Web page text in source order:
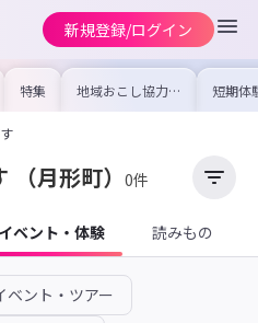
新規登録/ログイン
特集 地域おこし協力隊
の求人やイベント
を集めました！仕
けよう
短期体
り〜数
域を知
（月形町） 0件
イベント・体験 読みもの
ベント・ツアー